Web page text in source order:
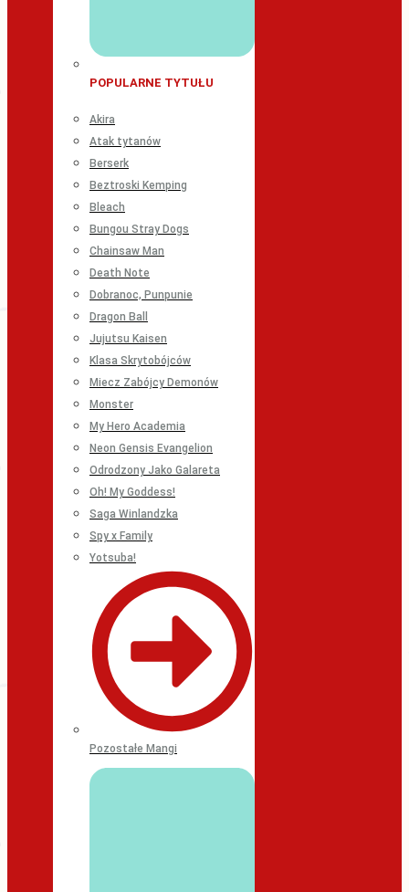
POPULARNE TYTUŁU
Akira
Atak tytanów
Berserk
Beztroski Kemping
Bleach
Bungou Stray Dogs
Chainsaw Man
Death Note
Dobranoc, Punpunie
Dragon Ball
Jujutsu Kaisen
Klasa Skrytobójców
Miecz Zabójcy Demonów
Monster
My Hero Academia
Neon Gensis Evangelion
Odrodzony Jako Galareta
Oh! My Goddess!
Saga Winlandzka
Spy x Family
Yotsuba!
Pozostałe Mangi